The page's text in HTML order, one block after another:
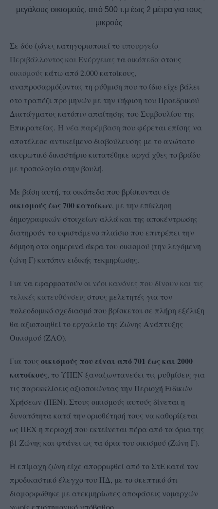
μεγάλους οικισμούς, από 500 τ.μ έως 2 μέτρα για τους
μικρούς
Σε δύο ζώνες κατηγοριοποιεί το υπουργείο
Περιβάλλοντος και Ενέργειας τα οικόπεδα στους
οικισμούς κάτω από 2.000 κατοίκους,
αναπροσαρμόζοντας τη ρύθμιση που το ίδιο είχε βάλει
στο τραπέζι προ μηνών με την ψήφιση του Προεδρικού
Διατάγματος κατόπιν απαίτησης του Συμβουλίου της
Επικρατείας. Η νέα παρέμβαση που φέρεται επίσης να
αποτέλεσε αντικείμενο διαβούλευσης με το ανώτατο
ακυρωτικό δικαστήριο κατατέθηκε αργά χθες το βράδυ
με τροπολογία στην βουλή.
Με βάση αυτή, τα οικόπεδα που βρίσκονται σε
οικισμούς έως 700 κατοίκων, με την επίκληση
δημογραφικών στοιχείων αλλά και της αποκέντρωσης
διατηρούν το υφιστάμενο πλαίσιο που επιτρέπει την
δόμηση στα σημερινά άκρα του οικισμού (την λεγόμενη
ζώνη Γ) κατόπιν ειδικής τεκμηρίωσης.
Για να εφαρμοστούν οι νέοι κανόνες που δίνουν και τις
τελικές κατευθύνσεις στους μελετητές για τον
πολεοδομικό σχεδιασμό που βρίσκεται σε πλήρη εξέλιξη
θα αξιοποιηθεί το εργαλείο της Ζώνης Ανάπτυξης
Οικισμού (ΖΑΟ).
Για τους οικισμούς που είναι από 701 έως και 2000
κατοίκους, το ΥΠΕΝ ξαναζωντανεύει τις ρυθμίσεις για
τις παρεκκλίσεις αξιοποιώντας την Περιοχή Ειδικών
Χρήσεων (ΠΕΝ). Στους οικισμούς αυτούς δίνεται η
δυνατότητα κατά την οριοθέτησή τους να καθορίζεται
ως ΠΕΧ η περιοχή που εκτείνεται πέρα από τα όρια της
β1 Ζώνης και φτάνει ως τα όρια του οικισμού (Ζώνη Γ).
Η επίμαχη ζώνη είχε απορριφθεί από το ΣτΕ κατά τον
προδικαστικό έλεγχο του ΠΔ, με το σκεπτικό ότι
διαμορφώθηκε με ατεκμηρίωτες αποφάσεις νομαρχών
χωρίς επιστημονικό υπόβαθρο.